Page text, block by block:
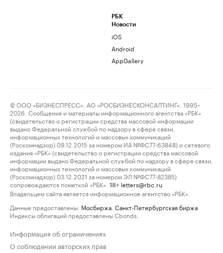
РБК
Новости
iOS
Android
AppGallery
© ООО «БИЗНЕСПРЕСС», АО «РОСБИЗНЕСКОНСАЛТИНГ», 1995–
2026. Сообщения и материалы информационного агентства «РБК»
(свидетельство о регистрации средства массовой информации
выдано Федеральной службой по надзору в сфере связи,
информационных технологий и массовых коммуникаций
(Роскомнадзор) 09.12.2015 за номером ИА №ФС77-63848) и сетевого
издания «РБК» (свидетельство о регистрации средства массовой
информации выдано Федеральной службой по надзору в сфере связи,
информационных технологий и массовых коммуникаций
(Роскомнадзор) 03.12.2021 за номером ЭЛ №ФС77-82385)
сопровождаются пометкой «РБК».
18+ letters@rbc.ru
Владельцем сайта является информационное агентство «РБК».
Данные предоставлены: Мосбиржа Санкт-Петербургская биржа
Индексы облигаций предоставлены Cbonds.
Информация об ограничениях
О соблюдении авторских прав